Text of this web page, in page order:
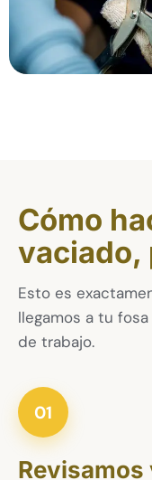
Cómo
vaciado,
Esto es
llegamos a tu
de trabajo.
01